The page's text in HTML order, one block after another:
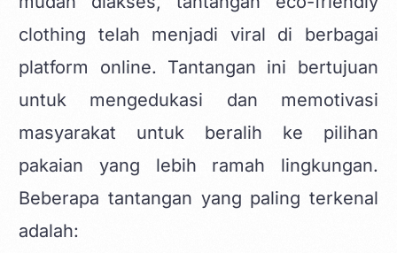
clothing telah menjadi viral di berbagai
platform online. Tantangan ini bertujuan
untuk mengedukasi dan memotivasi
masyarakat untuk beralih ke pilihan
pakaian yang lebih ramah lingkungan.
Beberapa tantangan yang paling terkenal
adalah: